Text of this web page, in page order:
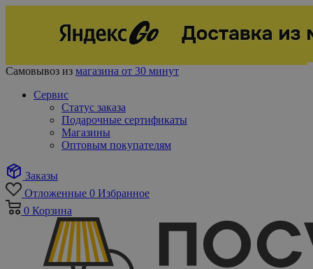
Самовывоз из магазина от 30 минут
Сервис
Статус заказа
Подарочные сертификаты
Магазины
Оптовым покупателям
Заказы
Отложенные 0 Избранное
0 Корзина